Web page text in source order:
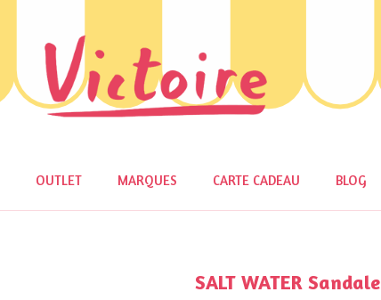
OUTLET MARQUES CARTE CADEAU BLOG
SALT WATER